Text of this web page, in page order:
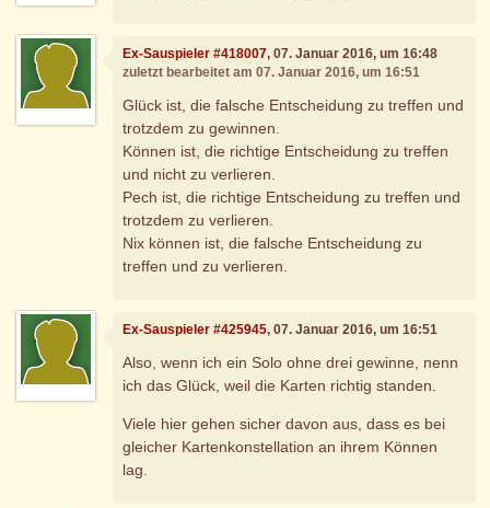
Ex-Sauspieler #418007, 07. Januar 2016, um 16:48
zuletzt bearbeitet am 07. Januar 2016, um 16:51
Glück ist, die falsche Entscheidung zu treffen und
trotzdem zu gewinnen.
Können ist, die richtige Entscheidung zu treffen
und nicht zu verlieren.
Pech ist, die richtige Entscheidung zu treffen und
trotzdem zu verlieren.
Nix können ist, die falsche Entscheidung zu
treffen und zu verlieren.
Ex-Sauspieler #425945, 07. Januar 2016, um 16:51
Also, wenn ich ein Solo ohne drei gewinne, nenn
ich das Glück, weil die Karten richtig standen.
Viele hier gehen sicher davon aus, dass es bei
gleicher Kartenkonstellation an ihrem Können
lag.